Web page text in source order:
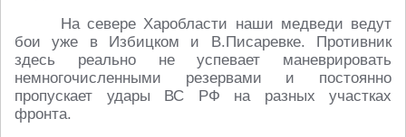
На севере Харобласти наши медведи ведут
бои уже в Избицком и В.Писаревке. Противник
здесь реально не успевает маневрировать
немногочисленными резервами и постоянно
пропускает удары ВС РФ на разных участках
фронта.